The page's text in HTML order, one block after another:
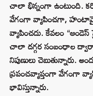
చాలా భిన్నంగా ఉంటుంది.
వేగంగా వ్యాపించగా,
వ్యాపించదు. కేవలం “ఆండెస్
చాలా దగ్గర సంబంధాల
నిపుణులు చెబుతున్నారు.
ప్రపంచవ్యాప్తంగా వేగంగా
భావిస్తున్నారు.